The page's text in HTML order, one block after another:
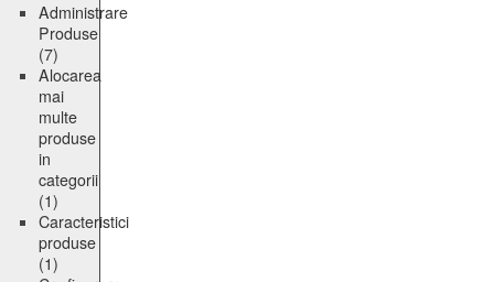
Administrare
Produse
(7)
Alocarea
mai
multe
produse
in
categorii
(1)
Caracteristici
produse
(1)